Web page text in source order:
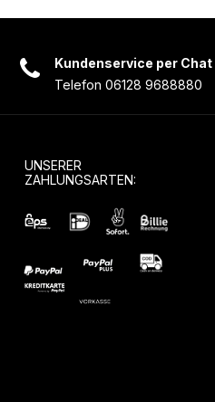
Kundenservice per Chat
Telefon 06128 9688880
UNSERER
ZAHLUNGSARTEN: